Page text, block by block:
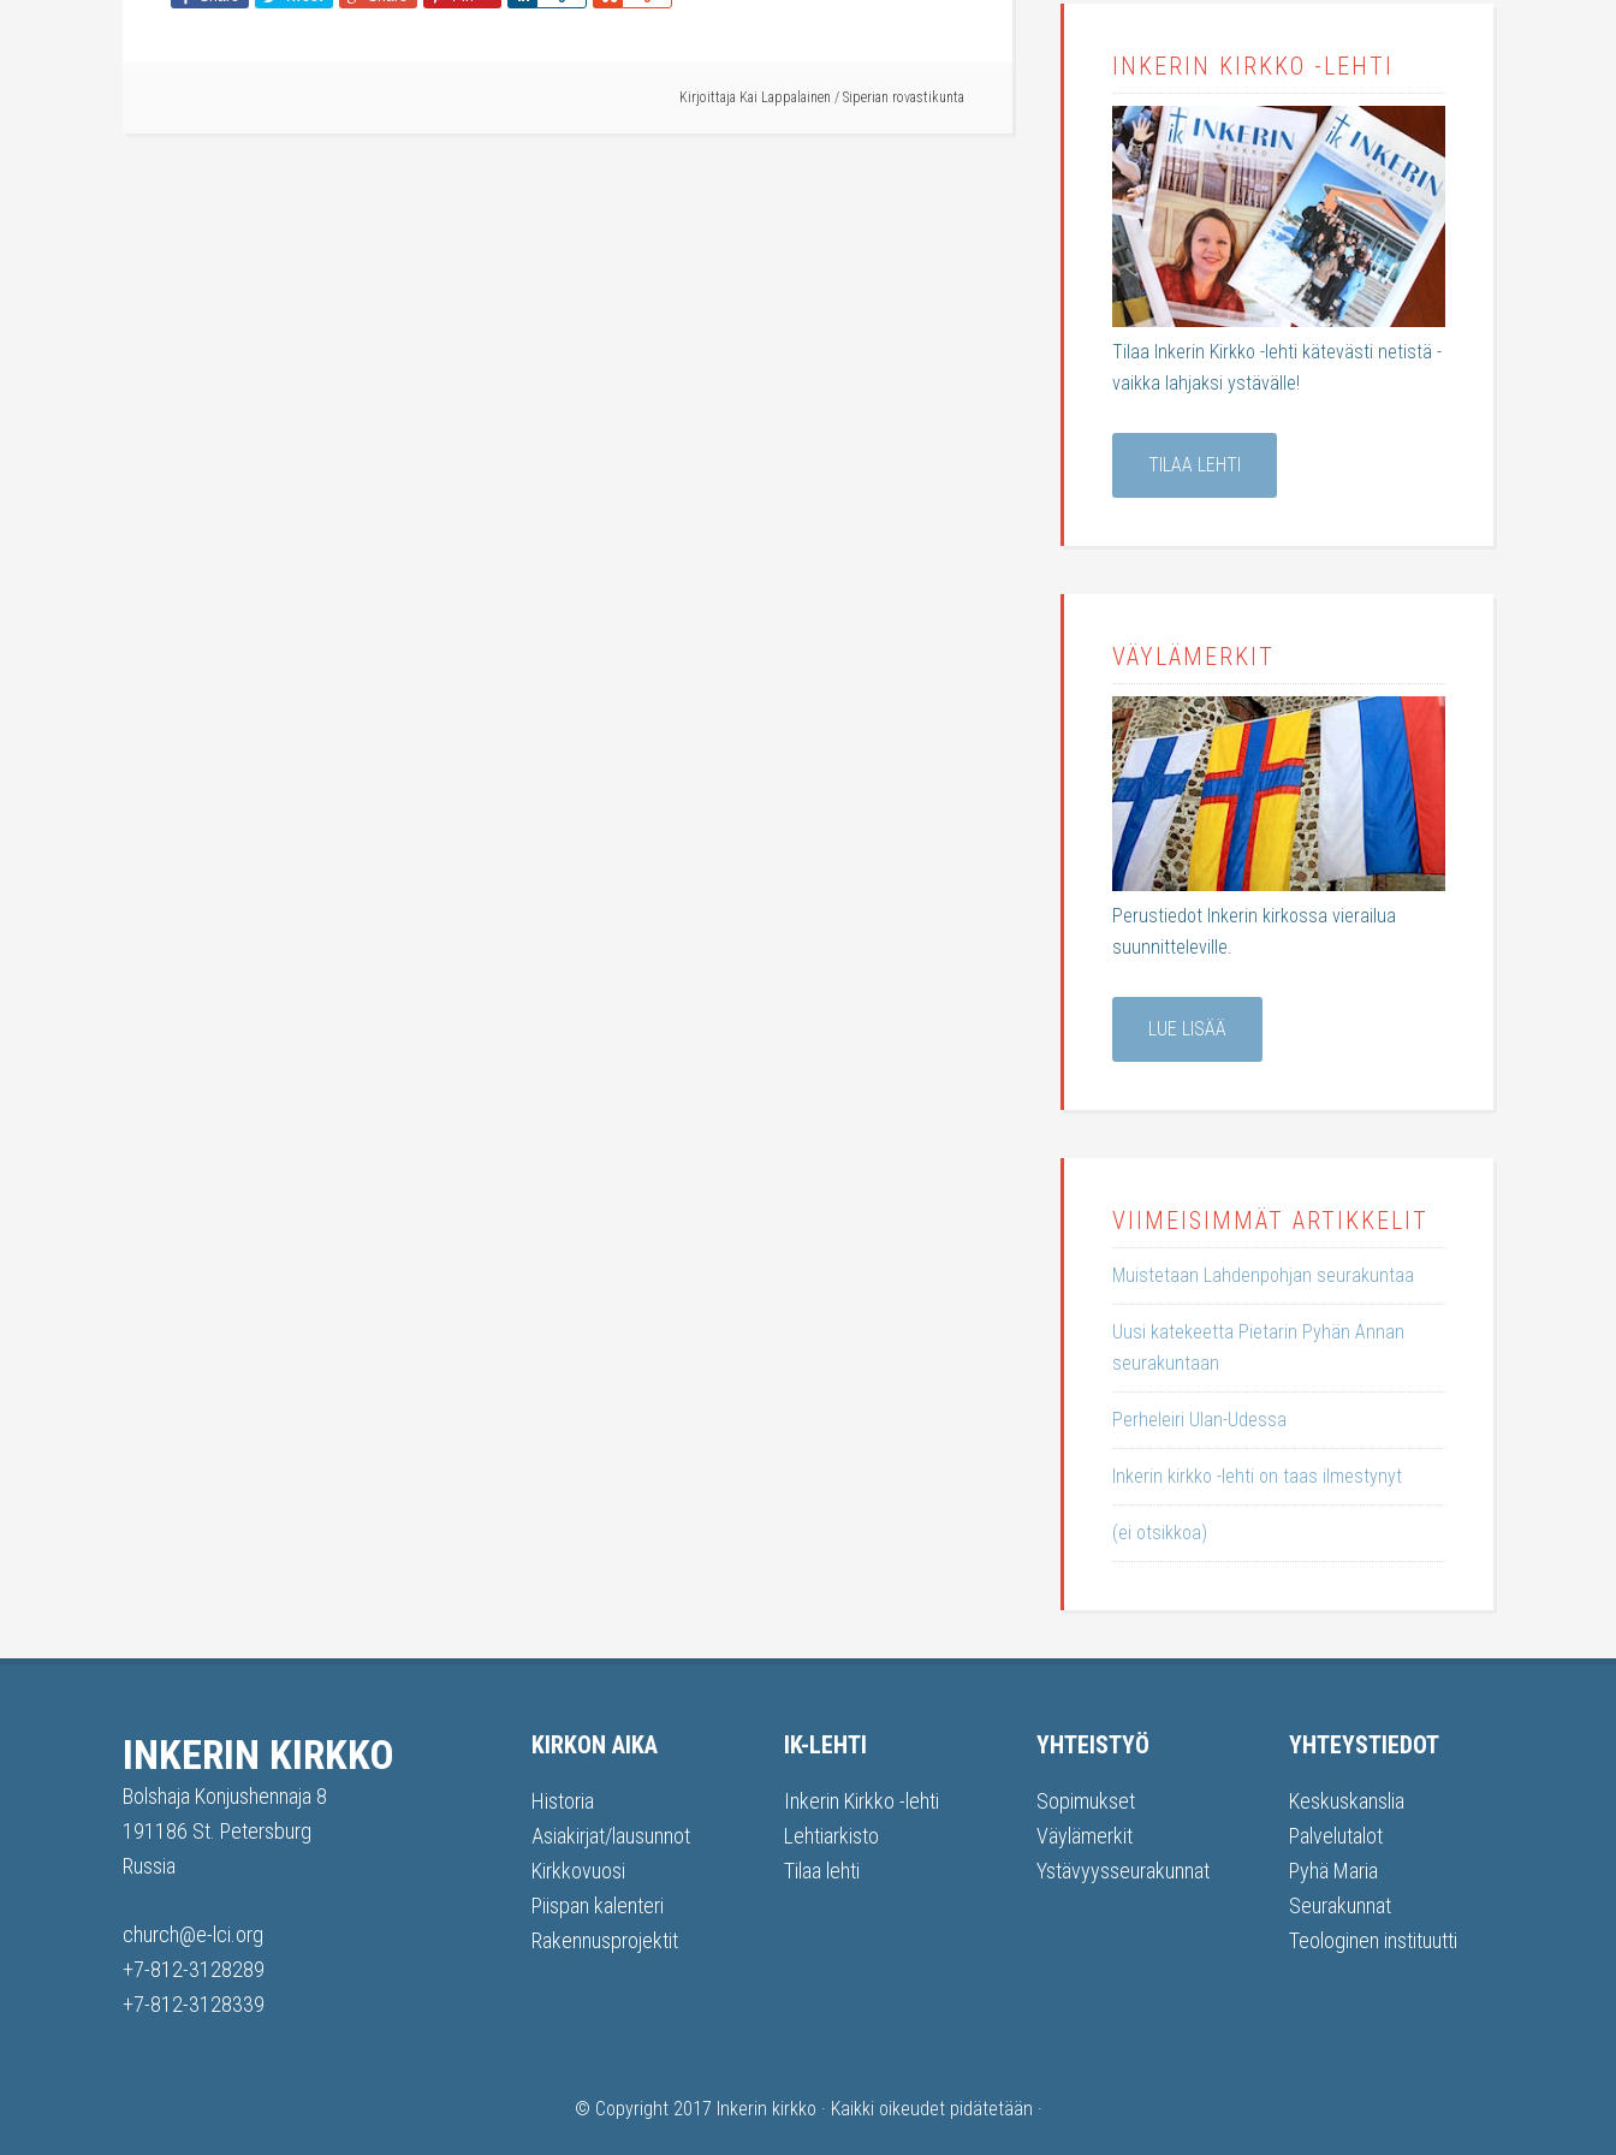
Kirjoittaja Kai Lappalainen / Siperian rovastikunta
INKERIN KIRKKO -LEHTI
Tilaa Inkerin Kirkko -lehti kätevästi netistä -
vaikka lahjaksi ystävälle!
TILAA LEHTI
VÄYLÄMERKIT
Perustiedot Inkerin kirkossa vierailua
suunnitteleville.
LUE LISÄÄ
VIIMEISIMMÄT ARTIKKELIT
Muistetaan Lahdenpohjan seurakuntaa
Uusi katekeetta Pietarin Pyhän Annan
seurakuntaan
Perheleiri Ulan-Udessa
Inkerin kirkko -lehti on taas ilmestynyt
(ei otsikkoa)
INKERIN KIRKKO
Bolshaja Konjushennaja 8
191186 St. Petersburg
Russia
church@e-lci.org
+7-812-3128289
+7-812-3128339
KIRKON AIKA
Historia
Asiakirjat/lausunnot
Kirkkovuosi
Piispan kalenteri
Rakennusprojektit
IK-LEHTI
Inkerin Kirkko -lehti
Lehtiarkisto
Tilaa lehti
YHTEISTYÖ
Sopimukset
Väylämerkit
Ystävyysseurakunnat
YHTEYSTIEDOT
Keskuskanslia
Palvelutalot
Pyhä Maria
Seurakunnat
Teologinen instituutti
© Copyright 2017 Inkerin kirkko · Kaikki oikeudet pidätetään ·